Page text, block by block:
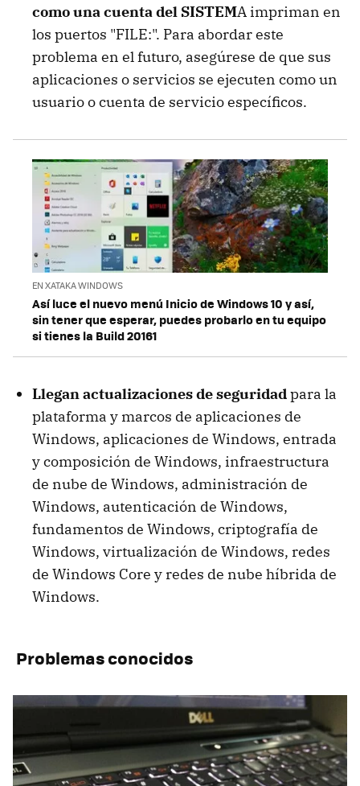
como una cuenta del SISTEMA impriman en
los puertos "FILE:". Para abordar este
problema en el futuro, asegúrese de que sus
aplicaciones o servicios se ejecuten como un
usuario o cuenta de servicio específicos.
EN XATAKA WINDOWS
Así luce el nuevo menú Inicio de Windows 10 y así,
sin tener que esperar, puedes probarlo en tu equipo
si tienes la Build 20161
Llegan actualizaciones de seguridadpara la
plataforma y marcos de aplicaciones de
Windows, aplicaciones de Windows, entrada
y composición de Windows, infraestructura
de nube de Windows, administración de
Windows, autenticación de Windows,
fundamentos de Windows, criptografía de
Windows, virtualización de Windows, redes
de Windows Core y redes de nube híbrida de
Windows.
Problemas conocidos